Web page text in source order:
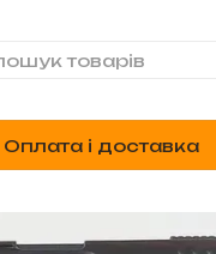
Оплата і доставка
про магазин